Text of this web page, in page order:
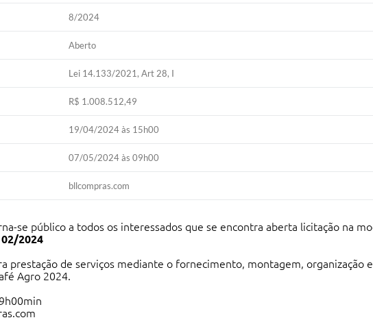
8/2024
Aberto
Lei 14.133/2021, Art 28, I
R$ 1.008.512,49
19/04/2024 às 15h00
07/05/2024 às 09h00
bllcompras.com
se público a todos os interessados que se encontra aberta licitação na
2024
prestação de serviços mediante o fornecimento, montagem, organização
Agro 2024.